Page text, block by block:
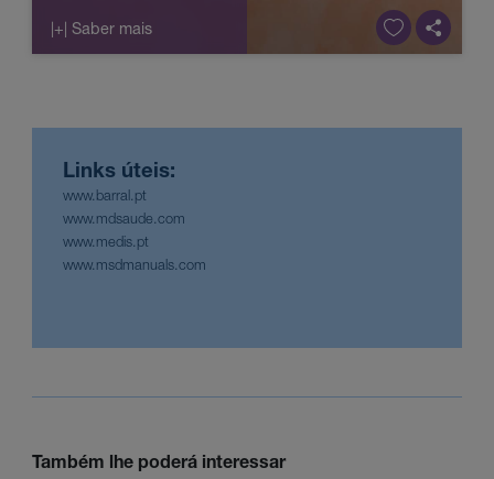
|+| Saber mais
Links úteis:
www.barral.pt
www.mdsaude.com
www.medis.pt
www.msdmanuals.com
Também lhe poderá interessar